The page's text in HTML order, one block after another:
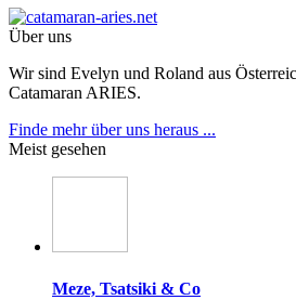
Über uns
Wir sind Evelyn und Roland aus
Catamaran ARIES.
Finde mehr über uns heraus ...
Meist gesehen
Meze, Tsatsiki & Co